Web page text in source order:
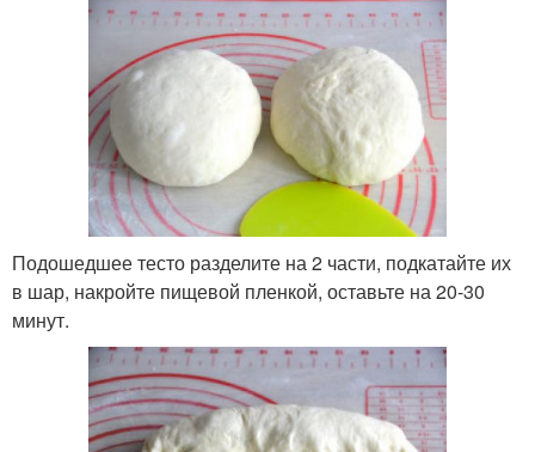
Подошедшее тесто разделите на 2 части, подкатайте их
в шар, накройте пищевой пленкой, оставьте на 20-30
минут.